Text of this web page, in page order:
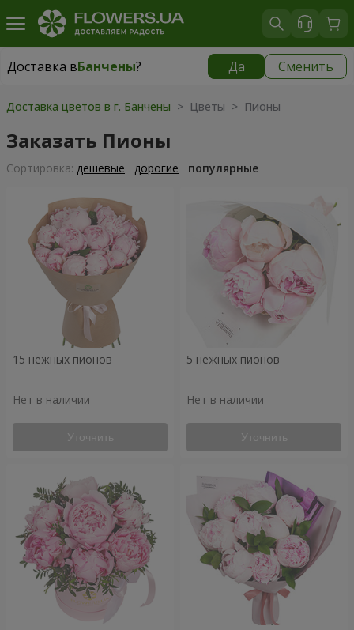
Доставка вБанчены? Да Сменить
Доставка вБанчены|
Доставка цветов в г. Банчены > Цветы > Пионы
Заказать Пионы
Cортировка: дешевые дорогие популярные
15 нежных пионов
Нет в наличии
Уточнить
5 нежных пионов
Нет в наличии
Уточнить